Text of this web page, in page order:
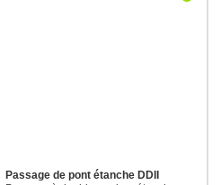
Passage de pont étanche DDII